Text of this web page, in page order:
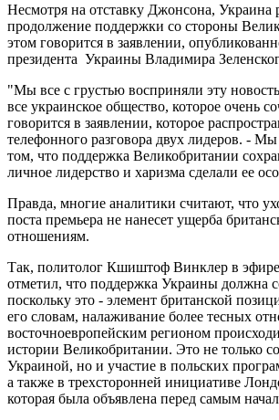
Несмотря на отставку Джонсона, Украина
продолжение поддержки со стороны
этом говорится в заявлении,
президента Украины Владимира
"Мы все с грустью восприняли эту
все украинское общество, которое очень
говорится в заявлении, которое
телефонного разговора двух лидеров. -
том, что поддержка Великобритании
личное лидерство и харизма сделали ее
Правда, многие аналитики считают, что
поста премьера не нанесет ущерба
отношениям.
Так, политолог Кшиштоф Винклер в
отметил, что поддержка Украины должна
поскольку это - элемент британской
его словам, налаживание более тесных
восточноевропейским регионом
истории Великобритании. Это не только
Украиной, но и участие в польских
а также в трехсторонней инициативе
которая была объявлена перед самым